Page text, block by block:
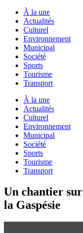
À la une
Actualités
Culturel
Environnement
Municipal
Société
Sports
Tourisme
Transport
À la une
Actualités
Culturel
Environnement
Municipal
Société
Sports
Tourisme
Transport
Un chantier
la Gaspésie